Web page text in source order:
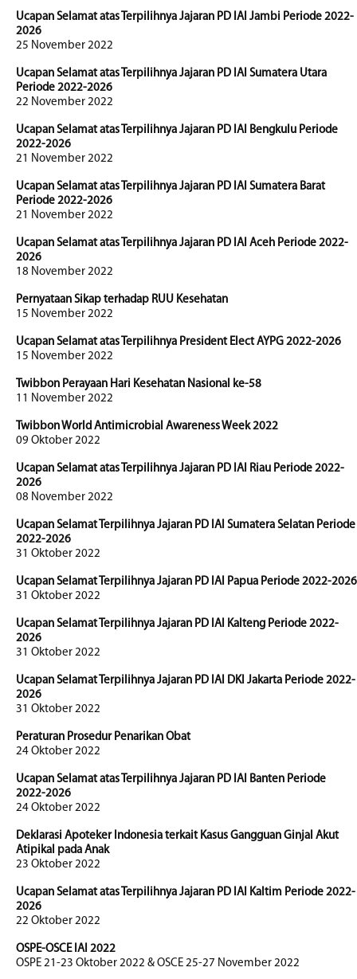
Ucapan Selamat atas Terpilihnya Jajaran PD IAI Jambi Periode 2022-
2026
25 November 2022
Ucapan Selamat atas Terpilihnya Jajaran PD IAI Sumatera Utara
Periode 2022-2026
22 November 2022
Ucapan Selamat atas Terpilihnya Jajaran PD IAI Bengkulu Periode
2022-2026
21 November 2022
Ucapan Selamat atas Terpilihnya Jajaran PD IAI Sumatera Barat
Periode 2022-2026
21 November 2022
Ucapan Selamat atas Terpilihnya Jajaran PD IAI Aceh Periode 2022-
2026
18 November 2022
Pernyataan Sikap terhadap RUU Kesehatan
15 November 2022
Ucapan Selamat atas Terpilihnya President Elect AYPG 2022-2026
15 November 2022
Twibbon Perayaan Hari Kesehatan Nasional ke-58
11 November 2022
Twibbon World Antimicrobial Awareness Week 2022
09 Oktober 2022
Ucapan Selamat atas Terpilihnya Jajaran PD IAI Riau Periode 2022-
2026
08 November 2022
Ucapan Selamat Terpilihnya Jajaran PD IAI Sumatera Selatan Periode
2022-2026
31 Oktober 2022
Ucapan Selamat Terpilihnya Jajaran PD IAI Papua Periode 2022-2026
31 Oktober 2022
Ucapan Selamat Terpilihnya Jajaran PD IAI Kalteng Periode 2022-
2026
31 Oktober 2022
Ucapan Selamat Terpilihnya Jajaran PD IAI DKI Jakarta Periode 2022-
2026
31 Oktober 2022
Peraturan Prosedur Penarikan Obat
24 Oktober 2022
Ucapan Selamat atas Terpilihnya Jajaran PD IAI Banten Periode
2022-2026
24 Oktober 2022
Deklarasi Apoteker Indonesia terkait Kasus Gangguan Ginjal Akut
Atipikal pada Anak
23 Oktober 2022
Ucapan Selamat atas Terpilihnya Jajaran PD IAI Kaltim Periode 2022-
2026
22 Oktober 2022
OSPE-OSCE IAI 2022
OSPE 21-23 Oktober 2022 & OSCE 25-27 November 2022